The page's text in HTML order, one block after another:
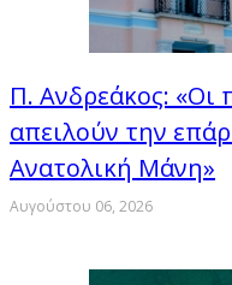
Π. Ανδρεάκος: «Οι
απειλούν την
Ανατολική Μάνη»
Αυγούστου 06, 2026